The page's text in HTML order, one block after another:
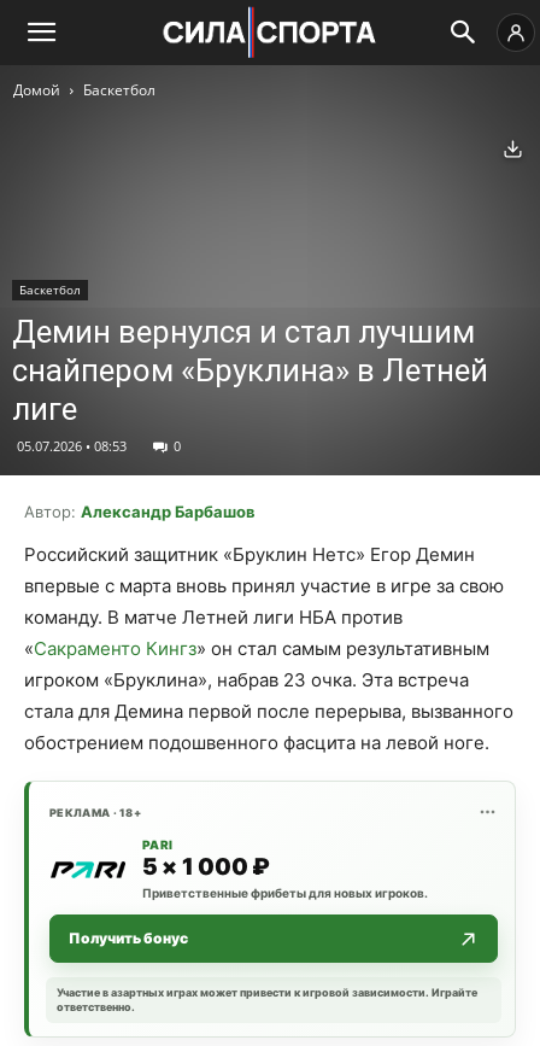
Домой Баскетбол
Баскетбол
Демин вернулся и стал лучшим
снайпером «Бруклина» в Летней
лиге
05.07.2026 • 08:53 0
Автор: Александр Барбашов
Российский защитник «Бруклин Нетс» Егор Демин
впервые с марта вновь принял участие в игре за свою
команду. В матче Летней лиги НБА против
«Сакраменто Кингз» он стал самым результативным
игроком «Бруклина», набрав 23 очка. Эта встреча
стала для Демина первой после перерыва, вызванного
обострением подошвенного фасцита на левой ноге.
РЕКЛАМА · 18+
PARI
5 × 1 000 ₽
Приветственные фрибеты для новых игроков.
Получить бонус
Участие в азартных играх может привести к игровой зависимости. Играйте
ответственно.